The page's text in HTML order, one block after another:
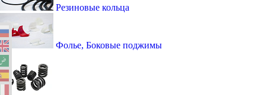
Резиновые кольца
Фолье, Боковые поджимы